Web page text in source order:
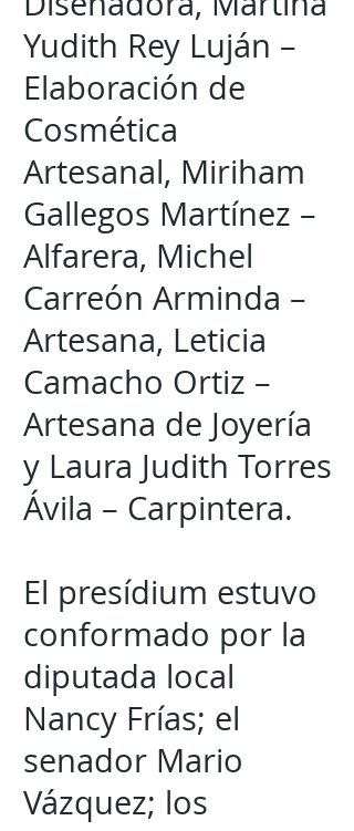
Yudith Rey Luján –
Elaboración de
Cosmética
Artesanal, Miriham
Gallegos Martínez –
Alfarera, Michel
Carreón Arminda –
Artesana, Leticia
Camacho Ortiz –
Artesana de Joyería
y Laura Judith Torres
Ávila – Carpintera.
El presídium estuvo
conformado por la
diputada local
Nancy Frías; el
senador Mario
Vázquez; los